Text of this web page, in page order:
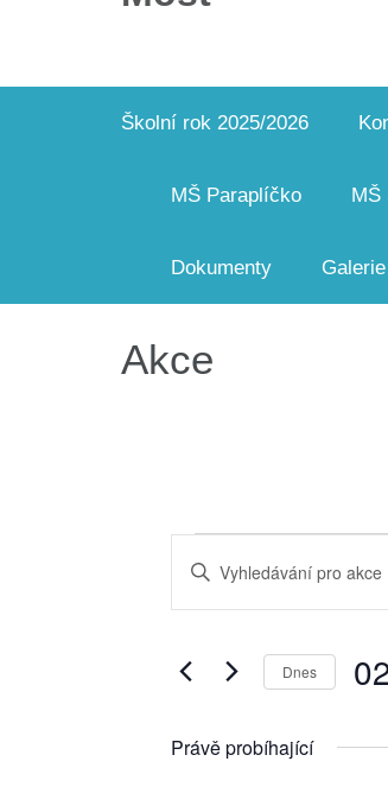
Školní rok 2025/2026
MŠ Paraplíčko MŠ
Dokumenty Galerie
Akce
Akce
for
02.03.25
pro
hledání
zobrazení
Enter
for
Keyword.
Dnes
Právě probíhající